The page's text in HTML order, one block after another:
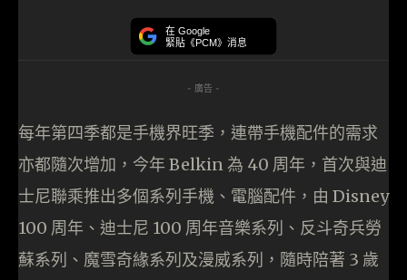
在 Google
緊貼《PCM》消息
- 廣告 -
每年第四季都是手機界旺季，連帶手機配件的需求
亦都隨次增加，今年 Belkin 為 40 周年，首次與迪
士尼聯乘推出多個系列手機、電腦配件，由 Disney
100 周年、迪士尼 100 周年音樂系列、反斗奇兵勞
蘇系列、魔雪奇緣系列及漫威系列，隨時陪著 3 歲